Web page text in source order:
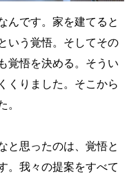
んです。家を建てると
いう覚悟。そしてその
覚悟を決める。そうい
くりました。そこから
。
と思ったのは、覚悟と
。我々の提案をすべて